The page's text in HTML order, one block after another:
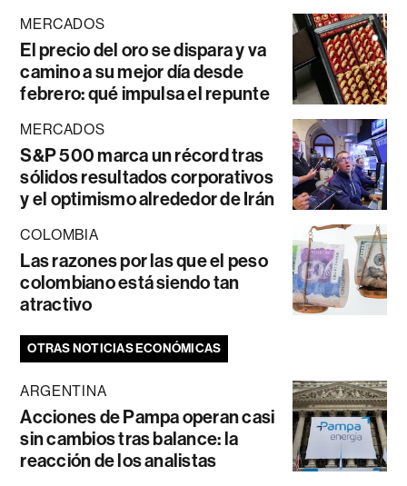
MERCADOS
El precio del oro se dispara y va
camino a su mejor día desde
febrero: qué impulsa el repunte
MERCADOS
S&P 500 marca un récord tras
sólidos resultados corporativos
y el optimismo alrededor de Irán
COLOMBIA
Las razones por las que el peso
colombiano está siendo tan
atractivo
OTRAS NOTICIAS ECONÓMICAS
ARGENTINA
Acciones de Pampa operan casi
sin cambios tras balance: la
reacción de los analistas